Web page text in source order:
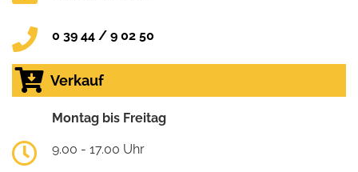
0 39 44 / 9 02 50
Verkauf
Montag bis Freitag
9.00 - 17.00 Uhr